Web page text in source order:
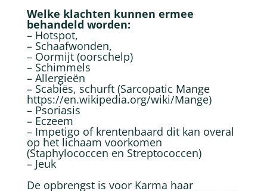
Welke klachten kunnen ermee
behandeld worden:
– Hotspot,
– Schaafwonden,
– Oormijt (oorschelp)
– Schimmels
– Allergieën
– Scabiës, schurft (Sarcopatic Mange
https://en.wikipedia.org/wiki/Mange)
– Psoriasis
– Eczeem
– Impetigo of krentenbaard dit kan overal
op het lichaam voorkomen
(Staphylococcen en Streptococcen)
– Jeuk
De opbrengst is voor Karma haar